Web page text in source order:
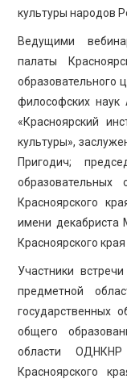
культуры народов
Ведущими
палаты
образовательного
философских
«Красноярский
культуры»,
Пригодич;
образовательных
Красноярского
имени декабриста
Красноярского
Участники
предметной
государственных
общего
области ОДНКНР
Красноярского